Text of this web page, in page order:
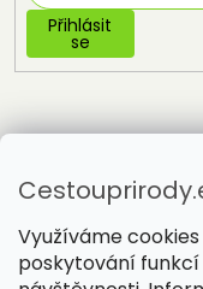
Využíváme
poskytování
Přihlásit
se